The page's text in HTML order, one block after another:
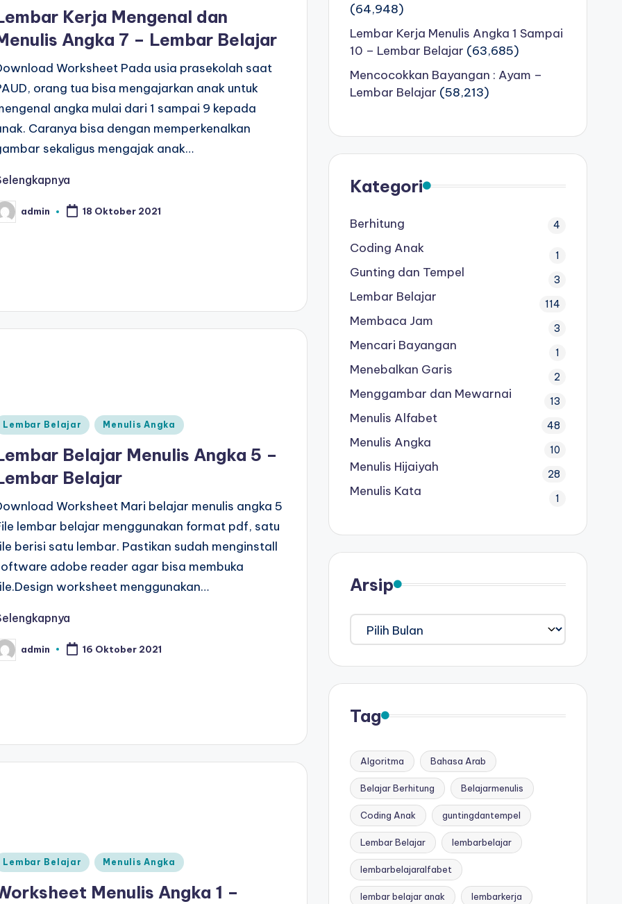
Kerja Mengenal dan
Angka 7 – Lembar Belajar
Worksheet Pada usia prasekolah saat
orang tua bisa mengajarkan anak untuk
angka mulai dari 1 sampai 9 kepada
Caranya bisa dengan memperkenalkan
sekaligus mengajak anak…
admin 18 Oktober 2021
Lembar Belajar Menulis Angka
Belajar Menulis Angka 5 –
Belajar
Worksheet Mari belajar menulis angka 5
lembar belajar menggunakan format pdf, satu
berisi satu lembar. Pastikan sudah menginstall
adobe reader agar bisa membuka
worksheet menggunakan…
admin 16 Oktober 2021
Lembar Belajar Menulis Angka
Menulis Angka 1 –
(64,948)
Lembar Kerja Menulis Angka 1 Sampai
10 – Lembar Belajar (63,685)
Mencocokkan Bayangan : Ayam –
Lembar Belajar (58,213)
Kategori
Berhitung 4
Coding Anak 1
Gunting dan Tempel 3
Lembar Belajar 114
Membaca Jam 3
Mencari Bayangan 1
Menebalkan Garis 2
Menggambar dan Mewarnai 13
Menulis Alfabet 48
Menulis Angka 10
Menulis Hijaiyah 28
Menulis Kata 1
Arsip
Arsip
Tag
Algoritma Bahasa Arab
Belajar Berhitung Belajarmenulis
Coding Anak guntingdantempel
Lembar Belajar lembarbelajar
lembarbelajaralfabet
lembar belajar anak lembarkerja